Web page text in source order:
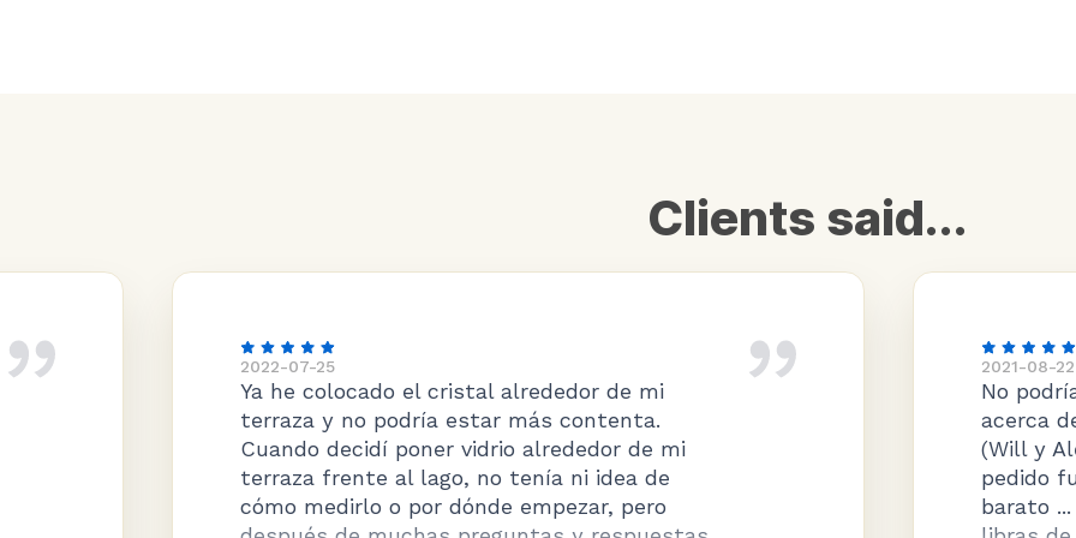
Clients said...
el cristal alrededor de mi
no podría estar más contenta.
poner vidrio alrededor de mi
al lago, no tenía ni idea de
o por dónde empezar, pero
No podría tener mejores cosas que decir
acerca de mi experiencia con esta
(Will y Alex específicamente). El proceso
pedido fue fácil, la entrega fue rápida (y
barato ... a pesar de que era cerca de